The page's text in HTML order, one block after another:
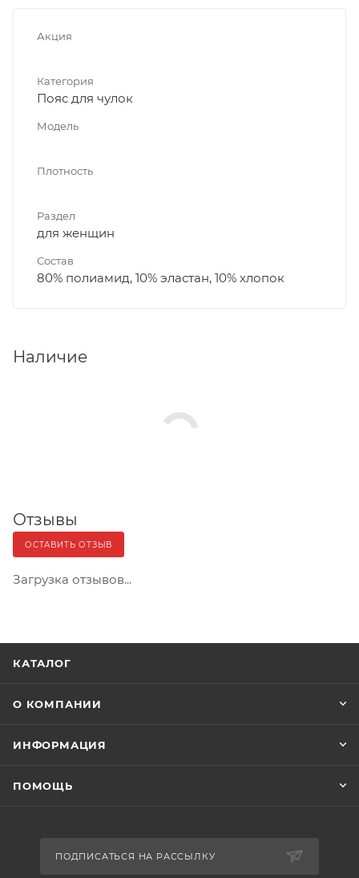
Акция
Категория
Пояс для чулок
Модель
Плотность
Раздел
для женщин
Состав
80% полиамид, 10% эластан, 10% хлопок
Наличие
Отзывы
ОСТАВИТЬ ОТЗЫВ
Загрузка отзывов...
КАТАЛОГ
О КОМПАНИИ
ИНФОРМАЦИЯ
ПОМОЩЬ
ПОДПИСАТЬСЯ НА РАССЫЛКУ